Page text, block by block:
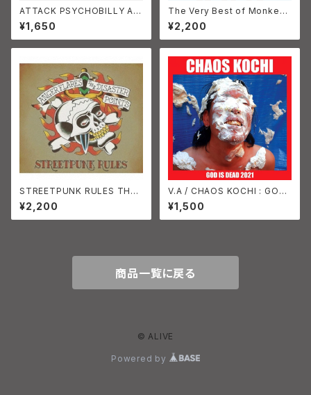
ATTACK PSYCHOBILLY AN
NY (JPN/PSYCHOBILLY)
¥1,650
The Very Best of Monkey
Business
¥2,200
STREETPUNK RULES THE
DISASTER POINTS 、 ANGE
R FLARES
¥2,200
V.A / CHAOS KOCHI : GOD I
S DEAD 2021 CD
¥1,500
商品一覧に戻る
© ALIVE
Powered by